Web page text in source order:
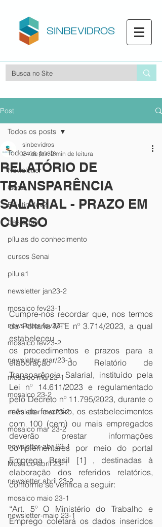
Post
Todos os posts
Newsletter
Geral
Boletim fev2
destaque
pílulas do conhecimento
cursos Senai
pilula1
newsletter jan23-2
mosaico fev23-1
newsletter fev23-1
mosaico fev23-2
newsletter mar/23-1
mosaico mar23-1
mosaico 23-2
newsletter mar23-2
mosaico mar 23-2
newsletter abr 23-1
Mosaico abril 23-1
newsletter abril 23-2
mosaico maio 23-1
newsletter-maio 23-1
Todos os posts
RELATÓRIO DE
TRANSPARÊNCIA
SALARIAL - PRAZO EM
CURSO
sinbevidros
24 de fev. 2 min de leitura
Cumpre-nos recordar que, nos termos
da Portaria MTE nº 3.714/2023, a qual
estabeleceu
os procedimentos e prazos para a
elaboração do Relatório de
Transparência Salarial, instituído pela
Lei nº 14.611/2023 e regulamentado
pelo Decreto nº 11.795/2023, durante o
mês de fevereiro, os estabelecimentos
com 100 (cem) ou mais empregados
deverão prestar informações
complementares por meio do portal
Emprega Brasil [1] , destinadas à
elaboração dos referidos relatórios,
conforme se verifica a seguir:
“Art. 5º O Ministério do Trabalho e
Emprego coletará os dados inseridos